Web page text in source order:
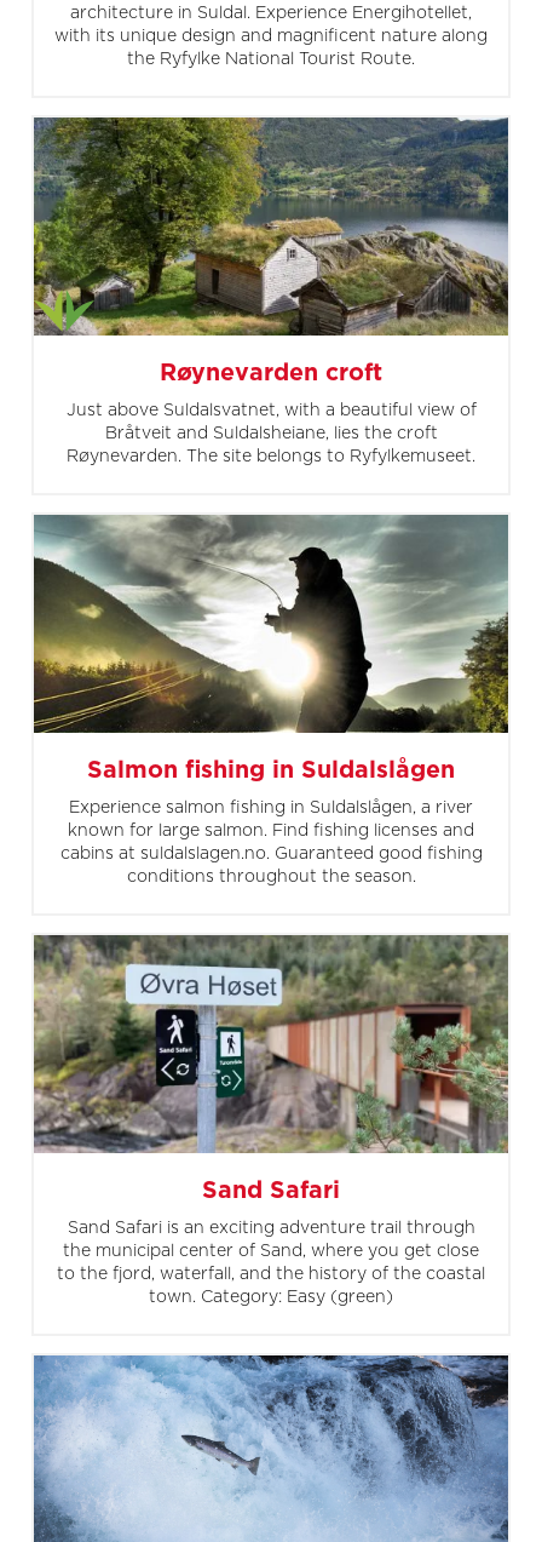
architecture in Suldal. Experience Energihotellet,
with its unique design and magnificent nature along
the Ryfylke National Tourist Route.
Røynevarden croft
Just above Suldalsvatnet, with a beautiful view of
Bråtveit and Suldalsheiane, lies the croft
Røynevarden. The site belongs to Ryfylkemuseet.
Salmon fishing in Suldalslågen
Experience salmon fishing in Suldalslågen, a river
known for large salmon. Find fishing licenses and
cabins at suldalslagen.no. Guaranteed good fishing
conditions throughout the season.
Sand Safari
Sand Safari is an exciting adventure trail through
the municipal center of Sand, where you get close
to the fjord, waterfall, and the history of the coastal
town. Category: Easy (green)